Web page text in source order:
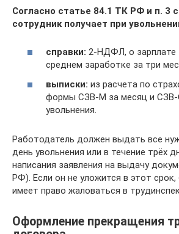
Согласно статье 84.1 ТК РФ и п. 3
сотрудник получает при
справки: 2-НДФЛ, о зарплате
среднем заработке за три
выписки: из расчета по
формы СЗВ-М за месяц и
увольнения.
Работодатель должен выдать все
день увольнения или в течение трёх
написания заявления на выдачу
РФ). Если он не уложится в этот
имеет право жаловаться в
Оформление прекращения